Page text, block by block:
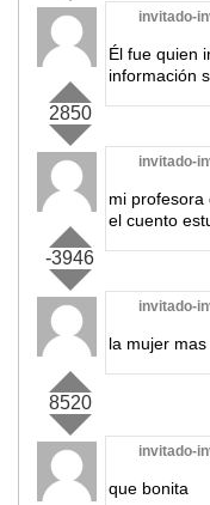
2850
invitado-
Él fue quien
información
-3946
invitado-
mi profesora
el cuento
8520
invitado-
la mujer
invitado-
que bonita